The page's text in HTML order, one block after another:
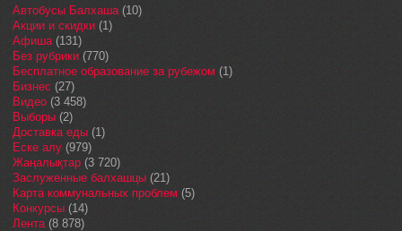
Автобусы Балхаша (10)
Акции и скидки (1)
Афиша (131)
Без рубрики (770)
Бесплатное образование за рубежом (1)
Бизнес (27)
Видео (3 458)
Выборы (2)
Доставка еды (1)
Еске алу (979)
Жаңалықтар (3 720)
Заслуженные балхашцы (21)
Карта коммунальных проблем (5)
Конкурсы (14)
Лента (8 878)